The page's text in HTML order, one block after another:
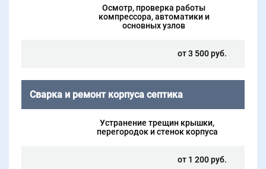
Осмотр, проверка работы
компрессора, автоматики и
основных узлов
от 3 500 руб.
Сварка и ремонт корпуса септика
Устранение трещин крышки,
перегородок и стенок корпуса
от 1 200 руб.